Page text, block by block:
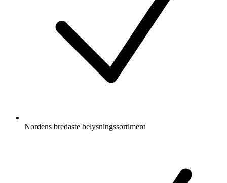
Nordens bredaste belysningssortiment